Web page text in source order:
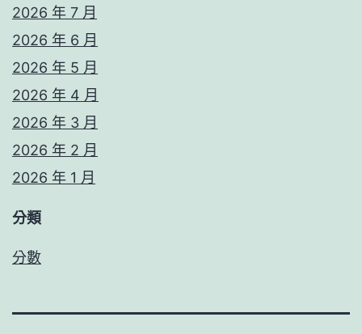
2026 年 7 月
2026 年 6 月
2026 年 5 月
2026 年 4 月
2026 年 3 月
2026 年 2 月
2026 年 1 月
分類
分數